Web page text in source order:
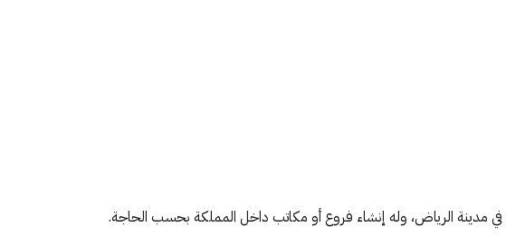
في مدينة الرياض، وله إنشاء فروع أو مكاتب داخل المملكة بحسب الحاجة.